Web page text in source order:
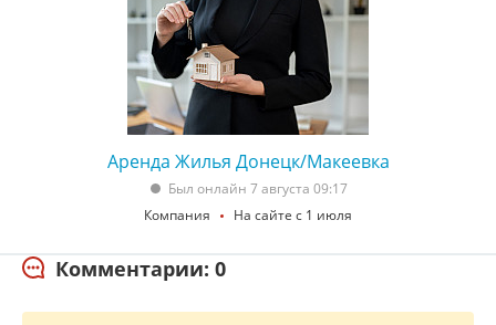
Аренда Жилья Донецк/Макеевка
Был онлайн 7 августа 09:17
Компания
На сайте с 1 июля
Комментарии: 0